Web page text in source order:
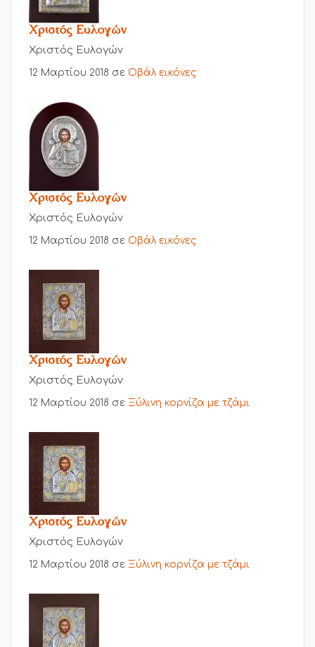
Χριστός Ευλογών
Χριστός Ευλογών
12 Μαρτίου 2018 σε Οβάλ εικόνες
Χριστός Ευλογών
Χριστός Ευλογών
12 Μαρτίου 2018 σε Οβάλ εικόνες
Χριστός Ευλογών
Χριστός Ευλογών
12 Μαρτίου 2018 σε Ξύλινη κορνίζα με τζάμι
Χριστός Ευλογών
Χριστός Ευλογών
12 Μαρτίου 2018 σε Ξύλινη κορνίζα με τζάμι